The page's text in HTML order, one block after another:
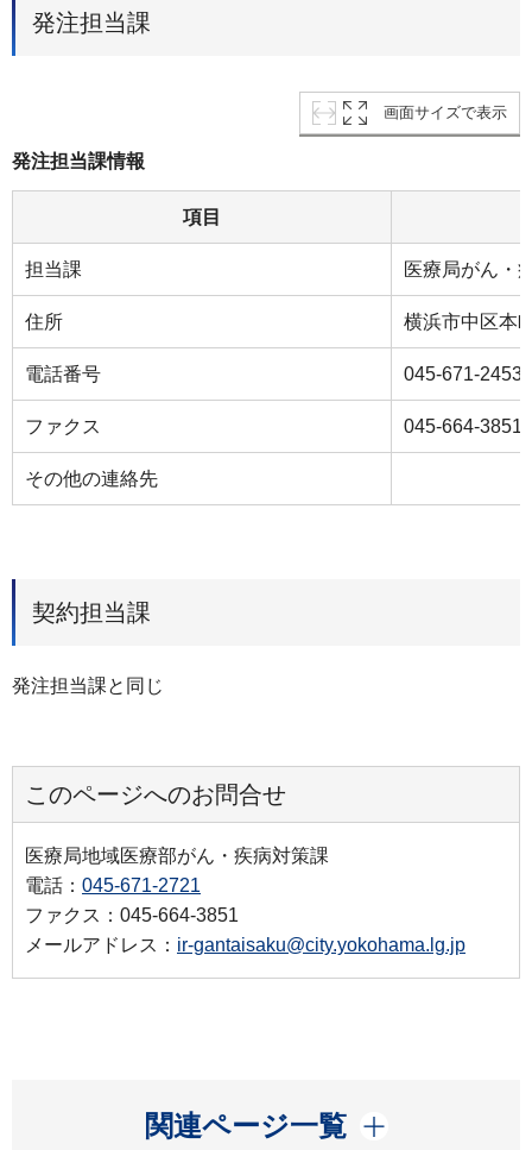
発注担当課
画面サイズで表示
発注担当課情報
項目
担当課 医療局がん・
住所 横浜市中区本
電話番号 045-671-2453
ファクス 045-664-3851
その他の連絡先
契約担当課
発注担当課と同じ
このページへのお問合せ
医療局地域医療部がん・疾病対策課
電話： 045-671-2721
ファクス：045-664-3851
メールアドレス： ir-gantaisaku@city.yokohama.lg.jp
関連ページ一覧
開く